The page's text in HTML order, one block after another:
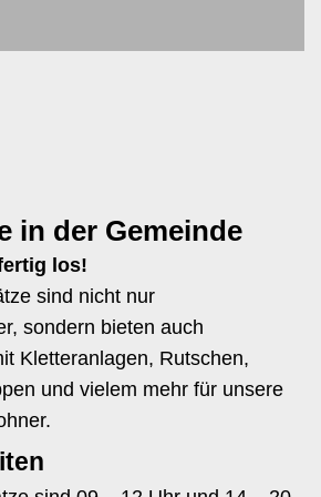
in der Gemeinde
los!
sind nicht nur
sondern bieten auch
Kletteranlagen, Rutschen,
und vielem mehr für unsere